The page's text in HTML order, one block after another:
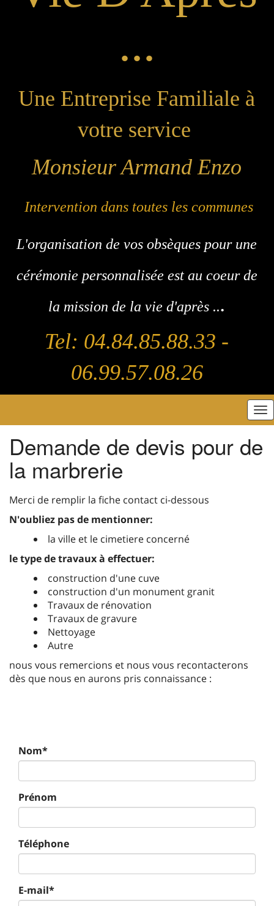
...
Une Entreprise Familiale à
votre service
Monsieur Armand Enzo
Intervention dans toutes les communes
L'organisation de vos obsèques pour une
cérémonie personnalisée est au coeur de
la mission de la vie d'après ...
Tel: 04.84.85.88.33 -
06.99.57.08.26
Demande de devis pour de
la marbrerie
Merci de remplir la fiche contact ci-dessous
N'oubliez pas de mentionner:
la ville et le cimetiere concerné
le type de travaux à effectuer:
construction d'une cuve
construction d'un monument granit
Travaux de rénovation
Travaux de gravure
Nettoyage
Autre
nous vous remercions et nous vous recontacterons
dès que nous en aurons pris connaissance :
Nom*
Prénom
Téléphone
E-mail*